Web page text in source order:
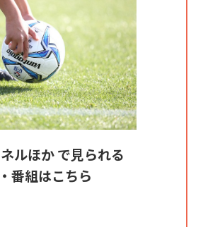
ルほか で見られる
番組はこちら